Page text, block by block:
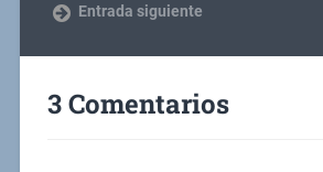
Entrada siguiente
3 Comentarios